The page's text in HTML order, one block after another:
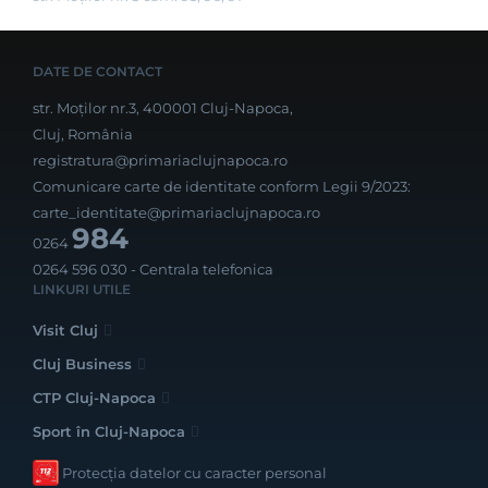
DATE DE CONTACT
str. Moților nr.3, 400001 Cluj-Napoca,
Cluj, România
registratura@primariaclujnapoca.ro
Comunicare carte de identitate conform Legii 9/2023:
carte_identitate@primariaclujnapoca.ro
0264984
0264 596 030 - Centrala telefonica
LINKURI UTILE
Visit Cluj
Cluj Business
CTP Cluj-Napoca
Sport în Cluj-Napoca
Protecția datelor cu caracter personal